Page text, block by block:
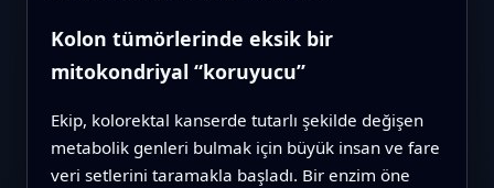
Kolon tümörlerinde eksik bir
mitokondriyal “koruyucu”
Ekip, kolorektal kanserde tutarlı şekilde değişen
metabolik genleri bulmak için büyük insan ve fare
veri setlerini taramakla başladı. Bir enzim öne